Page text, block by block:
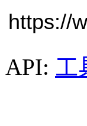
https://
工